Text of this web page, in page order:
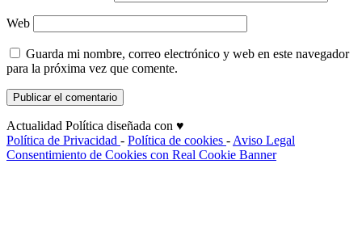
Web
Guarda mi nombre, correo electrónico y web en este navegador
para la próxima vez que comente.
Actualidad Política diseñada con ♥
Política de Privacidad - Política de cookies - Aviso Legal
Consentimiento de Cookies con Real Cookie Banner